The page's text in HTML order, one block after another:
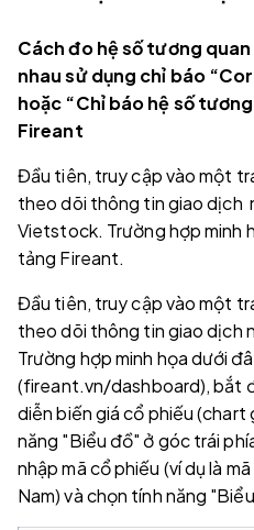
Cách đo hệ số tương
nhau sử dụng chỉ báo
hoặc “Chỉ báo hệ số
Fireant
Đầu tiên, truy cập vào một
theo dõi thông tin giao dịch
Vietstock. Trường hợp minh
tảng Fireant.
Đầu tiên, truy cập vào một
theo dõi thông tin giao dịch
Trường hợp minh họa dưới
(fireant.vn/dashboard), bắt
diễn biến giá cổ phiếu (chart
năng "Biểu đồ" ở góc trái
nhập mã cổ phiếu (ví dụ là
Nam) và chọn tính năng